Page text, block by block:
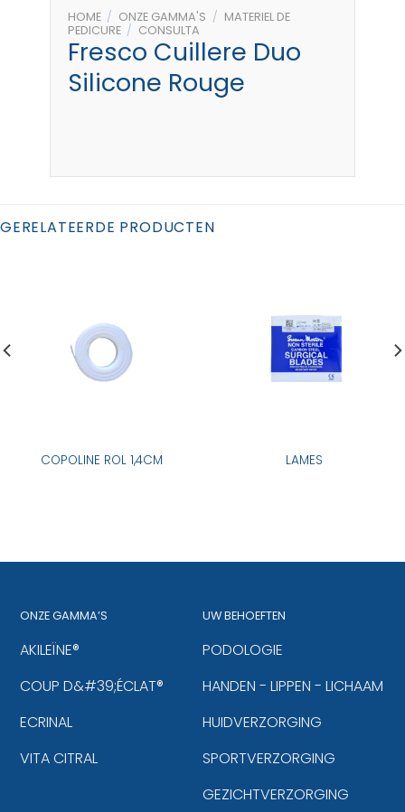
HOME / ONZE GAMMA'S / MATERIEL DE
PEDICURE / CONSULTA
Fresco Cuillere Duo
Silicone Rouge
GERELATEERDE PRODUCTEN
COPOLINE ROL 1,4CM LAMES
ONZE GAMMA’S
AKILEÏNE®
COUP D&#39;ÉCLAT®
ECRINAL
VITA CITRAL
UW BEHOEFTEN
PODOLOGIE
HANDEN - LIPPEN - LICHAAM
HUIDVERZORGING
SPORTVERZORGING
GEZICHTVERZORGING